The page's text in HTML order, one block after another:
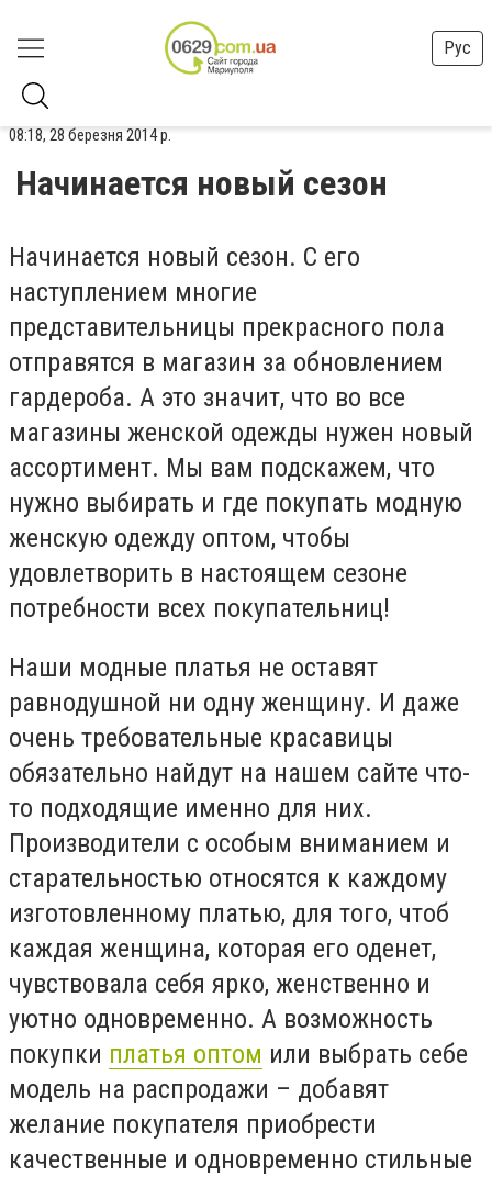
Рус
08:18, 28 березня 2014 р.
Начинается новый сезон
Начинается новый сезон. С его
наступлением многие
представительницы прекрасного пола
отправятся в магазин за обновлением
гардероба. А это значит, что во все
магазины женской одежды нужен новый
ассортимент. Мы вам подскажем, что
нужно выбирать и где покупать модную
женскую одежду оптом, чтобы
удовлетворить в настоящем сезоне
потребности всех покупательниц!
Наши модные платья не оставят
равнодушной ни одну женщину. И даже
очень требовательные красавицы
обязательно найдут на нашем сайте что-
то подходящие именно для них.
Производители с особым вниманием и
старательностью относятся к каждому
изготовленному платью, для того, чтоб
каждая женщина, которая его оденет,
чувствовала себя ярко, женственно и
уютно одновременно. А возможность
покупки платья оптом или выбрать себе
модель на распродажи – добавят
желание покупателя приобрести
качественные и одновременно стильные